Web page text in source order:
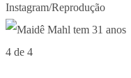
Instagram/Reprodução
4 de 4